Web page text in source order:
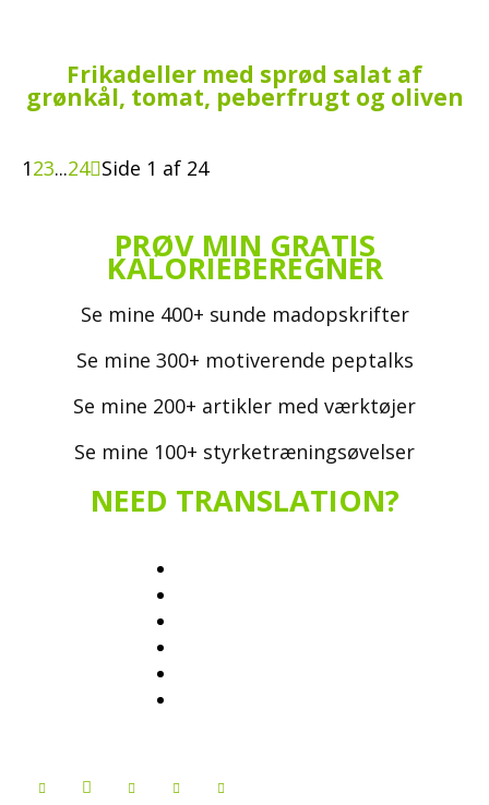
Frikadeller med sprød salat af
grønkål, tomat, peberfrugt og oliven
123...24 Side 1 af 24
PRØV MIN GRATIS
KALORIEBEREGNER
Se mine 400+ sunde madopskrifter
Se mine 300+ motiverende peptalks
Se mine 200+ artikler med værktøjer
Se mine 100+ styrketræningsøvelser
NEED TRANSLATION?